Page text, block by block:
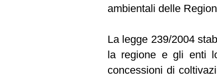
ambientali delle
La legge 239/2004
la regione e gli enti
concessioni di